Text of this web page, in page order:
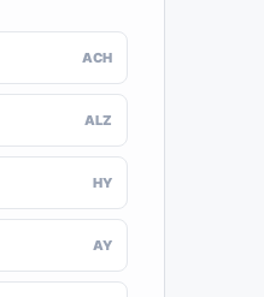
ACH
ALZ
HY
AY